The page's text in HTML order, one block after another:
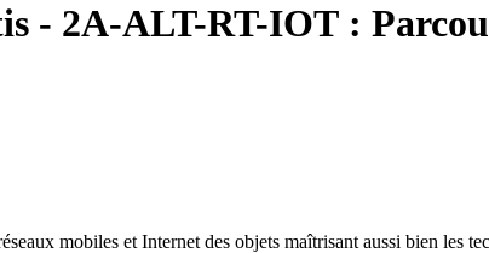
- 2A-ALT-RT-IOT :
mobiles et Internet des objets maîtrisant aussi bien les